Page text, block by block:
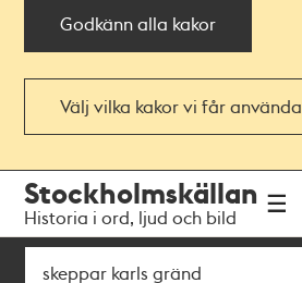
Godkänn alla kakor
Välj vilka kakor vi får använda
navigationen
huvudinnehållet
Stockholmskällan
Historia i ord, ljud och bild
Sök